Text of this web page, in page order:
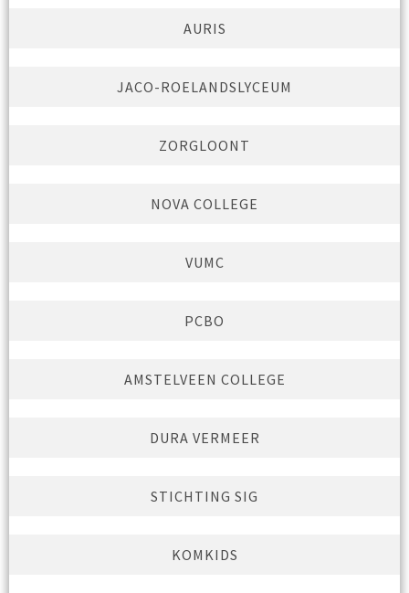
AURIS
JACO-ROELANDSLYCEUM
ZORGLOONT
NOVA COLLEGE
VUMC
PCBO
AMSTELVEEN COLLEGE
DURA VERMEER
STICHTING SIG
KOMKIDS